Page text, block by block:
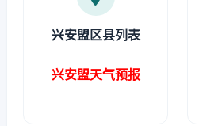
兴安盟区县列表
兴安盟天气预报